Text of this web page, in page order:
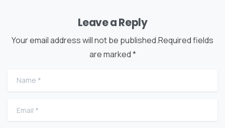
Leave a Reply
Your email address will not be published.Required fields
are marked *
Name
Email